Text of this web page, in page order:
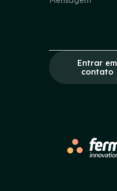
Entrar em
contato